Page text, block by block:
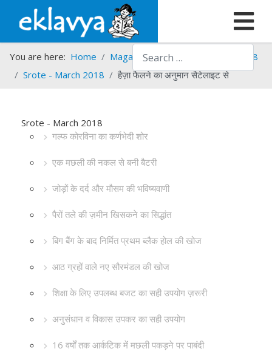
Search
You are here: Home Magazines Srote
Srote - 2018
Srote - March 2018
हैज़ा फैलने का अनुमान सैटेलाइट से
Srote - March 2018
गल्फ कोरविना का कर्णभेदी शोर
एक मछली की नकल से बनी बैटरी
जोड़ों के दर्द और मौसम की भविष्यवाणी
पैरों तले की ज़मीन खिसकने का सिद्धांत
बिग बैंग के बाद निर्मित प्रथम ब्लैक होल की खोज
आठ ग्रहों वाले नए सौरमंडल की खोज
शिक्षा के लिए उपलब्ध बजट का सही उपयोग ज़रूरी
अनुसंधान व विकास उपकर का सही उपयोग
16 वर्षों तक आर्कटिक में मछली पकड़ने पर पाबंदी